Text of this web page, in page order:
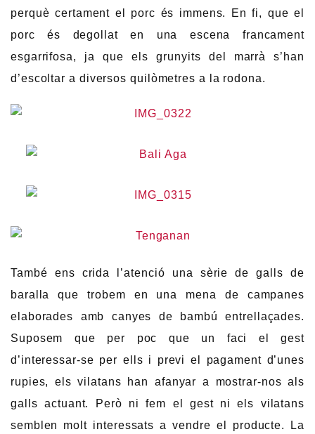
perquè certament el porc és immens. En fi, que el
porc és degollat ​​en una escena francament
esgarrifosa, ja que els grunyits del marrà s’han
d’escoltar a diversos quilòmetres a la rodona.
També ens crida l’atenció una sèrie de galls de
baralla que trobem en una mena de campanes
elaborades amb canyes de bambú entrellaçades.
Suposem que per poc que un faci el gest
d’interessar-se per ells i previ el pagament d’unes
rupies, els vilatans han afanyar a mostrar-nos als
galls actuant. Però ni fem el gest ni els vilatans
semblen molt interessats a vendre el producte. La